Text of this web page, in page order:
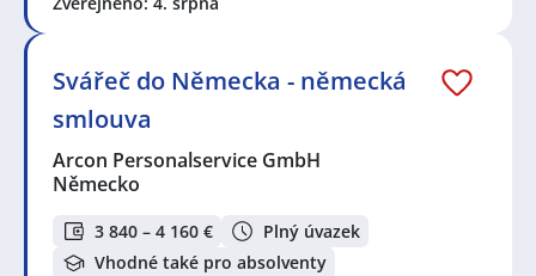
Svářeč do Německa - německá
smlouva
Arcon Personalservice GmbH
Německo
3 840 – 4 160 €
Plný úvazek
Vhodné také pro absolventy